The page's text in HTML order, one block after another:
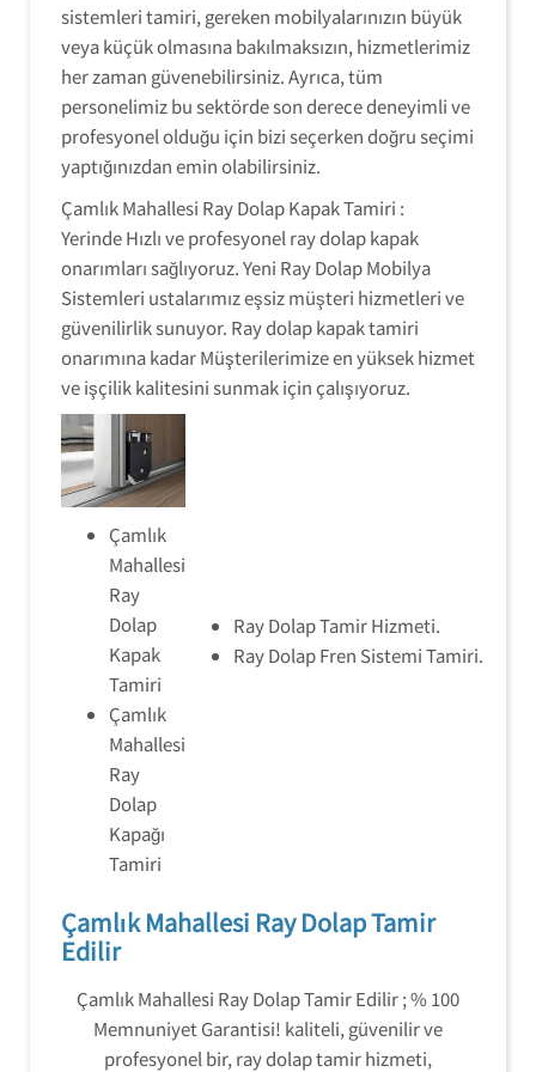
sistemleri tamiri, gereken mobilyalarınızın büyük
veya küçük olmasına bakılmaksızın, hizmetlerimiz
her zaman güvenebilirsiniz. Ayrıca, tüm
personelimiz bu sektörde son derece deneyimli ve
profesyonel olduğu için bizi seçerken doğru seçimi
yaptığınızdan emin olabilirsiniz.
Çamlık Mahallesi Ray Dolap Kapak Tamiri :
Yerinde Hızlı ve profesyonel ray dolap kapak
onarımları sağlıyoruz. Yeni Ray Dolap Mobilya
Sistemleri ustalarımız eşsiz müşteri hizmetleri ve
güvenilirlik sunuyor. Ray dolap kapak tamiri
onarımına kadar Müşterilerimize en yüksek hizmet
ve işçilik kalitesini sunmak için çalışıyoruz.
Çamlık
Mahallesi
Ray
Dolap
Kapak
Tamiri
Çamlık
Mahallesi
Ray
Dolap
Kapağı
Tamiri
Ray Dolap Tamir Hizmeti.
Ray Dolap Fren Sistemi Tamiri.
Çamlık Mahallesi Ray Dolap Tamir
Edilir
Çamlık Mahallesi Ray Dolap Tamir Edilir ; % 100
Memnuniyet Garantisi! kaliteli, güvenilir ve
profesyonel bir, ray dolap tamir hizmeti,